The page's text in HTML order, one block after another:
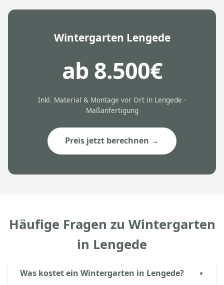
Wintergarten Lengede
ab 8.500€
Inkl. Material & Montage vor Ort in Lengede ·
Maßanfertigung
Preis jetzt berechnen →
Häufige Fragen zu Wintergarten
in Lengede
Was kostet ein Wintergarten in Lengede?